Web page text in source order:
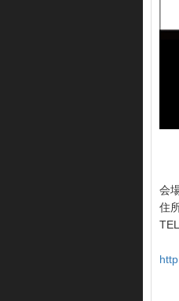
会
住